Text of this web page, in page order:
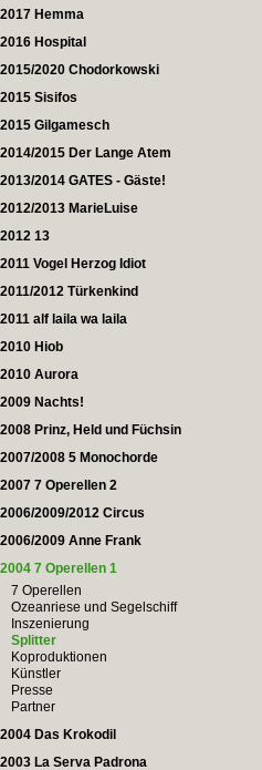
2017 Hemma
2016 Hospital
2015/2020 Chodorkowski
2015 Sisifos
2015 Gilgamesch
2014/2015 Der Lange Atem
2013/2014 GATES - Gäste!
2012/2013 MarieLuise
2012 13
2011 Vogel Herzog Idiot
2011/2012 Türkenkind
2011 alf laila wa laila
2010 Hiob
2010 Aurora
2009 Nachts!
2008 Prinz, Held und Füchsin
2007/2008 5 Monochorde
2007 7 Operellen 2
2006/2009/2012 Circus
2006/2009 Anne Frank
2004 7 Operellen 1
7 Operellen
Ozeanriese und Segelschiff
Inszenierung
Splitter
Koproduktionen
Künstler
Presse
Partner
2004 Das Krokodil
2003 La Serva Padrona